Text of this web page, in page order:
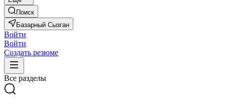
Поиск
Базарный Сызган
Войти
Войти
Создать резюме
Все разделы